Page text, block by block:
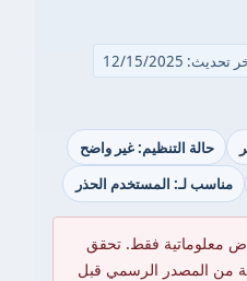
15/2025
حالة التنظيم: غير واضح
لـ: المستخدم الحذر
فقط. تحقق
المصدر الرسمي قبل